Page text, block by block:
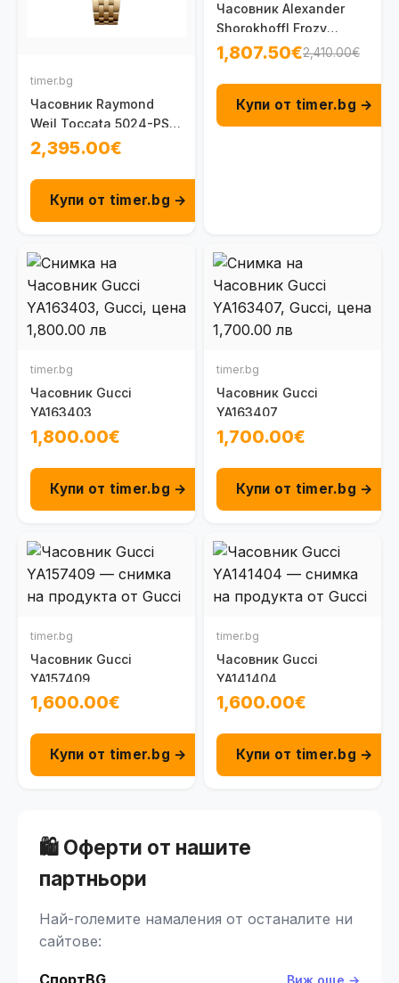
timer.bg
Часовник Raymond
Weil Toccata 5024-PS-
97081
2,395.00€
Купи от timer.bg →
Часовник Alexander
Shorokhoffl Frozy
AS.FRZ01-2
1,807.50€2,410.00€
Купи от timer.bg →
timer.bg
Часовник Gucci
YA163403
1,800.00€
Купи от timer.bg →
timer.bg
Часовник Gucci
YA163407
1,700.00€
Купи от timer.bg →
timer.bg
Часовник Gucci
YA157409
1,600.00€
Купи от timer.bg →
timer.bg
Часовник Gucci
YA141404
1,600.00€
Купи от timer.bg →
🛍️ Оферти от нашите
партньори
Най-големите намаления от останалите ни
сайтове:
Виж още →